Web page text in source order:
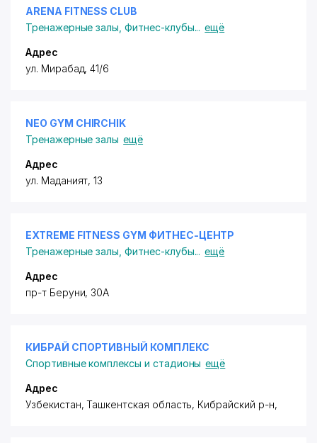
ARENA FITNESS CLUB
Тренажерные залы ,Фитнес-клубы... ещё
Адрес
ул. Мирабад, 41/6
NEO GYM CHIRCHIK
Тренажерные залы ещё
Адрес
ул. Маданият, 13
EXTREME FITNESS GYM ФИТНЕС-ЦЕНТР
Тренажерные залы ,Фитнес-клубы... ещё
Адрес
пр-т Беруни, 30А
КИБРАЙ СПОРТИВНЫЙ КОМПЛЕКС
Спортивные комплексы и стадионы ещё
Адрес
Узбекистан, Ташкентская область, Кибрайский р-н,